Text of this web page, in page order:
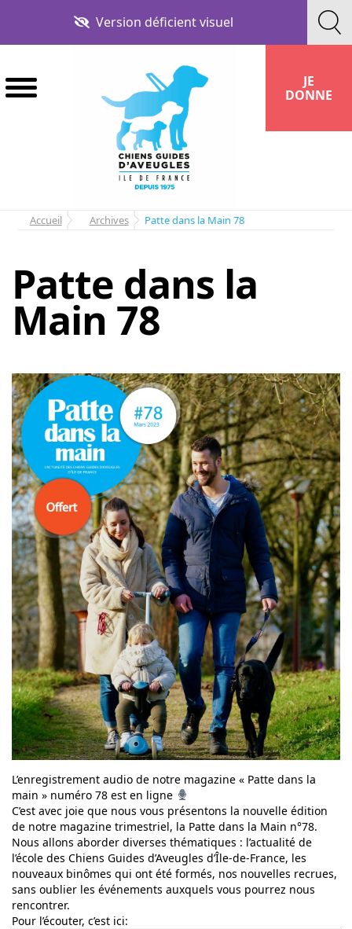
la
contenu
Version déficient visuel
JE
DONNE
Accueil Archives Patte dans la Main 78
Patte dans la
Main 78
L’enregistrement audio de notre magazine « Patte dans la
main » numéro 78 est en ligne
C’est avec joie que nous vous présentons la nouvelle édition
de notre magazine trimestriel, la Patte dans la Main n°78.
Nous allons aborder diverses thématiques : l’actualité de
l’école des Chiens Guides d’Aveugles d’Île-de-France, les
nouveaux binômes qui ont été formés, nos nouvelles recrues,
sans oublier les événements auxquels vous pourrez nous
rencontrer.
Pour l’écouter, c’est ici: